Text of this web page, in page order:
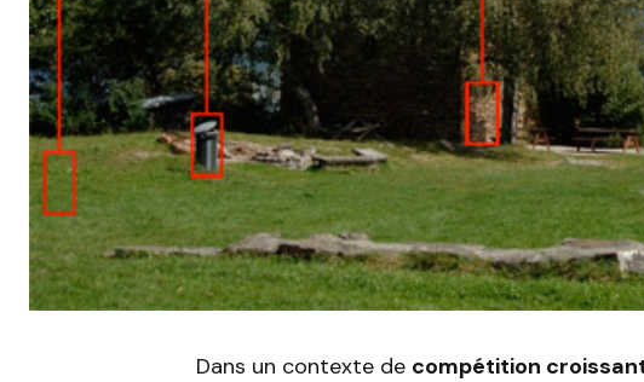
Dans un contexte de compétition